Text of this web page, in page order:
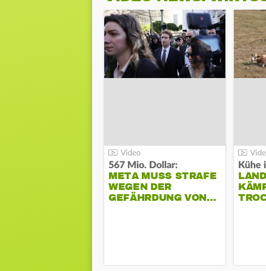
567 Mio. Dollar:
META MUSS STRAFE
WEGEN DER
GEFÄHRDUNG VON…
Kühe